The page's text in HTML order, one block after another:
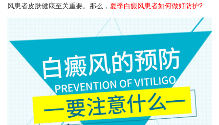
风患者皮肤健康至关重要。那么， 夏季白癜风患者如何做好防护?